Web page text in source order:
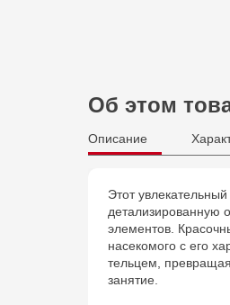
Об этом
Описание
Этот
детализированную
элементов.
насекомого с его
тельцем,
занятие.